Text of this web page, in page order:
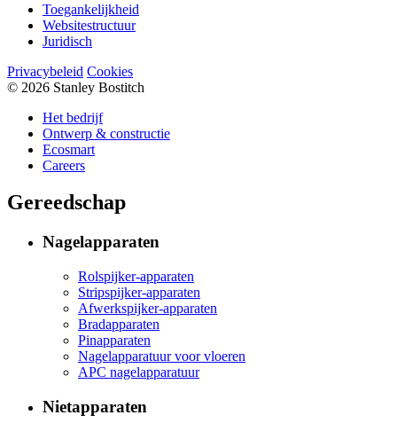
Toegankelijkheid
Websitestructuur
Juridisch
Privacybeleid Cookies
© 2026 Stanley Bostitch
Het bedrijf
Ontwerp & constructie
Ecosmart
Careers
Gereedschap
Nagelapparaten
Rolspijker-apparaten
Stripspijker-apparaten
Afwerkspijker-apparaten
Bradapparaten
Pinapparaten
Nagelapparatuur voor vloeren
APC nagelapparatuur
Nietapparaten